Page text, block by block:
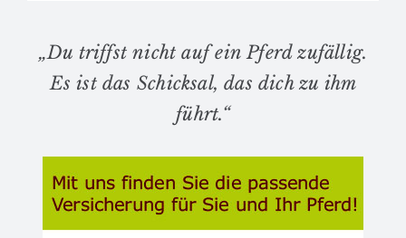
„Du triffst nicht auf ein Pferd zufällig.
Es ist das Schicksal, das dich zu ihm
führt.“